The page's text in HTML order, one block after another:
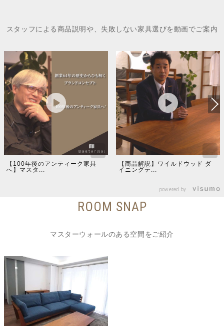
スタッフによる商品説明や、失敗しない家具選びを動画でご案内
【100年後のアンティーク家具
へ】マスタ...
【商品解説】ワイルドウッド ダ
イニングテ...
powered by
ROOM SNAP
マスターウォールのある空間をご紹介